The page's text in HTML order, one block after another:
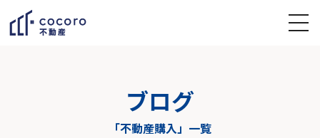
ブログ
「不動産購入」一覧